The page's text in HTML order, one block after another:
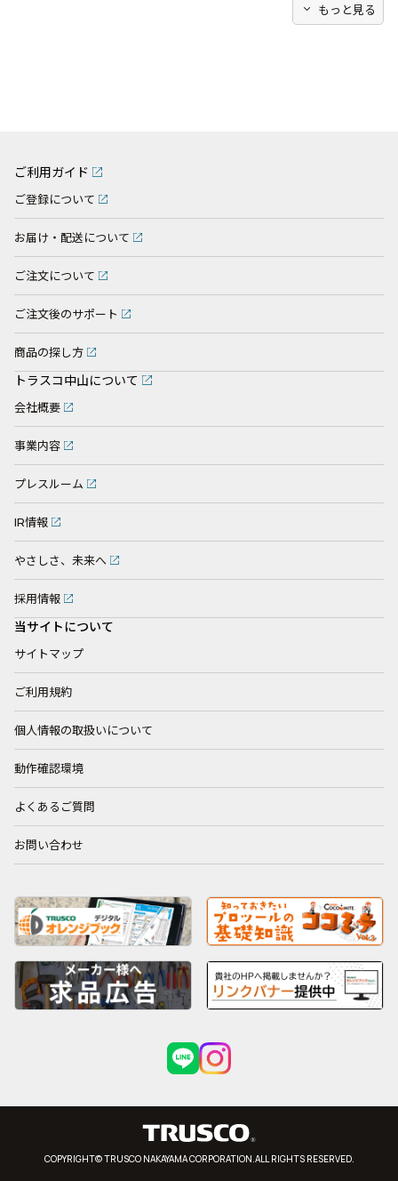
expand_more もっと見る
ご利用ガイド
ご登録について
お届け・配送について
ご注文について
ご注文後のサポート
商品の探し方
トラスコ中山について
会社概要
事業内容
プレスルーム
IR情報
やさしさ、未来へ
採用情報
当サイトについて
サイトマップ
ご利用規約
個人情報の取扱いについて
動作確認環境
よくあるご質問
お問い合わせ
COPYRIGHT© TRUSCO NAKAYAMA CORPORATION.ALL RIGHTS RESERVED.